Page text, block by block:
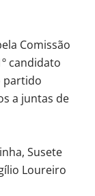
Comissão
candidato
partido
a juntas de
Susete
Loureiro